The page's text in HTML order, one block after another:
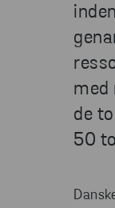
med
de
50